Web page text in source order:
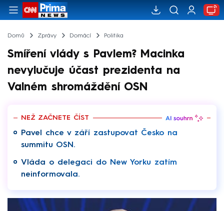
Domů Zprávy Domácí Politika
Smíření vlády s Pavlem? Macinka
nevylučuje účast prezidenta na
Valném shromáždění OSN
NEŽ ZAČNETE ČÍST
Pavel chce v září zastupovat Česko na
summitu OSN.
Vláda o delegaci do New Yorku zatím
neinformovala.